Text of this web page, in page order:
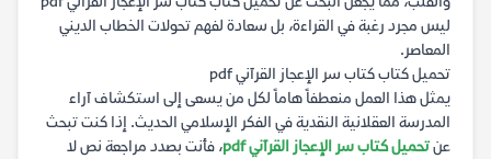
ليس مجرد رغبة في القراءة، بل سعادة لفهم تحولات الخطاب الديني
المعاصر.
تحميل كتاب كتاب سر الإعجاز القرآني pdf
يمثل هذا العمل منعطفاً هاماً لكل من يسعى إلى استكشاف آراء
المدرسة العقلانية النقدية في الفكر الإسلامي الحديث. إذا كنت تبحث
عنتحميل كتاب سر الإعجاز القرآني pdf
، فأنت بصدد مراجعة نص لا